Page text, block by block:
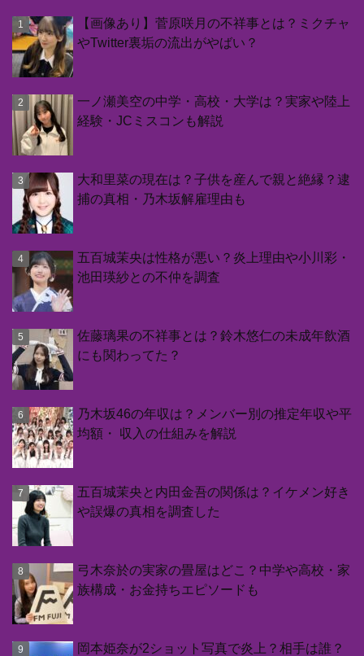
【画像あり】菅原咲月の不祥事とは？ミクチャ
やTwitter裏垢の流出がやばい？
一ノ瀬美空の中学・高校・大学は？実家や陸上
経験・JCミスコンも解説
大和里菜の現在は？子供を産んで親と絶縁？逮
捕の真相・乃木坂解雇理由も
五百城茉央は性格が悪い？炎上理由や小川彩・
池田瑛紗との不仲を調査
佐藤璃果の不祥事とは？鈴木悠仁の未成年飲酒
にも関わってた？
乃木坂46の年収は？メンバー別の推定年収や平
均額・ 収入の仕組みを解説
五百城茉央と内田金吾の関係は？イケメン好き
や誤爆の真相を調査した
弓木奈於の実家の畳屋はどこ？中学や高校・家
族構成・お金持ちエピソードも
岡本姫奈が2ショット写真で炎上？相手は誰？